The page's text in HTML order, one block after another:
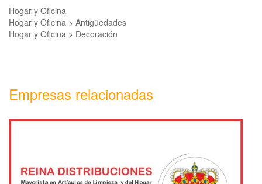
Hogar y Oficina
Hogar y Oficina > Antigüedades
Hogar y Oficina > Decoración
Empresas relacionadas